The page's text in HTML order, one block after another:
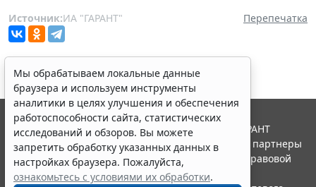
Источник:ИА "ГАРАНТ" Перепечатка
Мы обрабатываем локальные данные
браузера и используем инструменты
аналитики в целях улучшения и обеспечения
работоспособности сайта, статистических
исследований и обзоров. Вы можете
запретить обработку указанных данных в
настройках браузера. Пожалуйста,
ознакомьтесь с условиями их обработки.
© ООО "НПП "ГАРАНТ-СЕРВИС", 2026. Система ГАРАНТ
выпускается с 1990 года. Компания "Гарант" и ее партнеры
являются участниками Российской ассоциации правовой
информации ГАРАНТ.